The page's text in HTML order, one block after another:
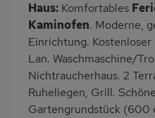
Grundstück
Dusche/WC
Herd (4 Kochfelder)
Geschirrspülmaschine
Ruhige Lage
Haus: Komfortables
Kaminofen. Moderne,
Einrichtung.
Lan. Waschmaschine/
Nichtraucherhaus. 2
Ruheliegen, Grill.
Gartengrundstück (600